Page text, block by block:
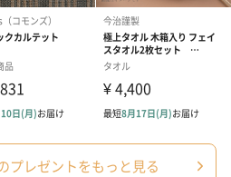
プレゼントをもっと見る